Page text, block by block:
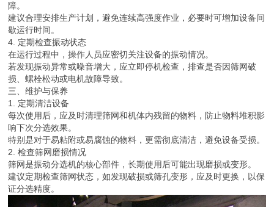
障。
建议合理安排生产计划，避免连续高强度作业，必要时可增加设备间
歇运行时间。
4. 定期检查振动状态
在运行过程中，操作人员应密切关注设备的振动情况。
若发现振动异常或噪音增大，应立即停机检查，排查是否因筛网破
损、螺栓松动或电机故障导致。
三、维护与保养
1. 定期清洁设备
每次使用后，应及时清理筛网和机体内残留的物料，防止物料堆积影
响下次分选效果。
特别是对于易粘附或易腐蚀的物料，更需彻底清洁，避免设备受损。
2. 检查筛网磨损情况
筛网是振动分选机的核心部件，长期使用后可能出现磨损或变形。
建议定期检查筛网状态，如发现破损或筛孔变形，应及时更换，以保
证分选精度。